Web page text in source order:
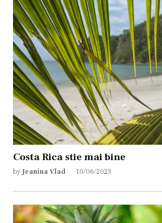
Costa Rica stie mai bine
by Jeanina Vlad 10/06/2023